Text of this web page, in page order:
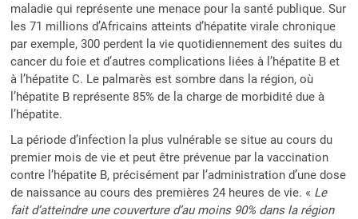
maladie qui représente une menace pour la santé publique. Sur
les 71 millions d’Africains atteints d’hépatite virale chronique
par exemple, 300 perdent la vie quotidiennement des suites du
cancer du foie et d’autres complications liées à l’hépatite B et
à l’hépatite C. Le palmarès est sombre dans la région, où
l’hépatite B représente 85% de la charge de morbidité due à
l’hépatite.
La période d’infection la plus vulnérable se situe au cours du
premier mois de vie et peut être prévenue par la vaccination
contre l’hépatite B, précisément par l’administration d’une dose
de naissance au cours des premières 24 heures de vie. « Le
fait d’atteindre une couverture d’au moins 90% dans la région